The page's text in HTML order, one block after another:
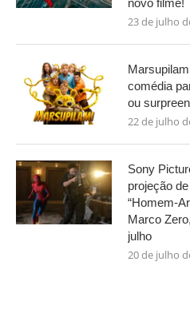
23 de julho
comédia
ou
22 de julho
Sony
projeção
“Homem-
Marco
julho
20 de julho